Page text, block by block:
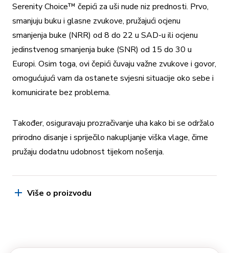
Serenity Choice™ čepići za uši nude niz prednosti. Prvo,
smanjuju buku i glasne zvukove, pružajući ocjenu
smanjenja buke (NRR) od 8 do 22 u SAD-u ili ocjenu
jedinstvenog smanjenja buke (SNR) od 15 do 30 u
Europi. Osim toga, ovi čepići čuvaju važne zvukove i govor,
omogućujući vam da ostanete svjesni situacije oko sebe i
komunicirate bez problema.
Također, osiguravaju prozračivanje uha kako bi se održalo
prirodno disanje i spriječilo nakupljanje viška vlage, čime
pružaju dodatnu udobnost tijekom nošenja.
Više o proizvodu